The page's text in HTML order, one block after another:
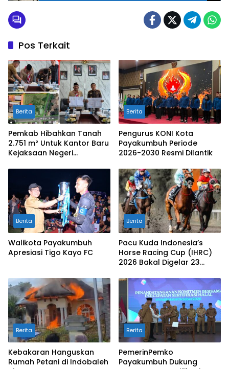
Pos Terkait
Berita
Pemkab Hibahkan Tanah
2.751 m² Untuk Kantor Baru
Kejaksaan Negeri
Berita
Pengurus KONI Kota
Payakumbuh Periode
2026-2030 Resmi Dilantik
Berita
Walikota Payakumbuh
Apresiasi Tigo Kayo FC
Berita
Pacu Kuda Indonesia’s
Horse Racing Cup (IHRC)
2026 Bakal Digelar 23
Berita
Kebakaran Hanguskan
Rumah Petani di Indobaleh
Berita
PemerinPemko
Payakumbuh Dukung